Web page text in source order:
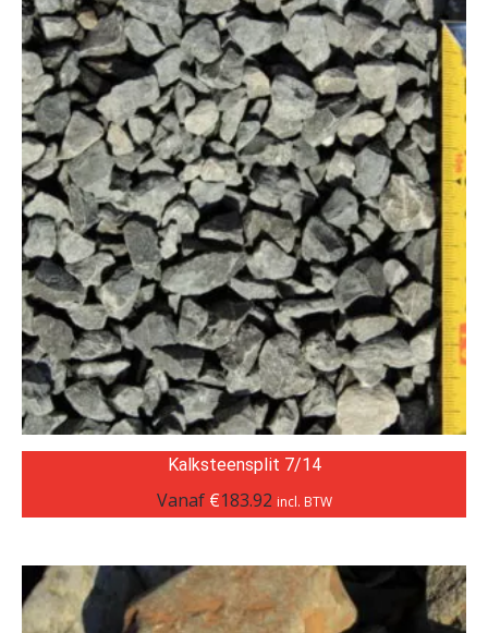
Kalksteensplit 7/14
Vanaf €183.92 incl. BTW